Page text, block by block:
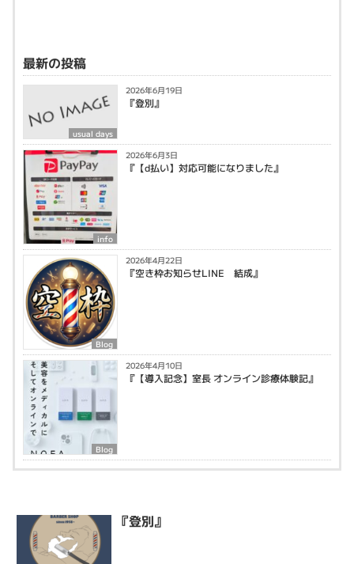
最新の投稿
usual days
2026年6月19日
『登別』
info
2026年6月3日
『【d払い】対応可能になりました』
Blog
2026年4月22日
『空き枠お知らせLINE 結成』
Blog
2026年4月10日
『【導入記念】室長 オンライン診療体験記』
『登別』